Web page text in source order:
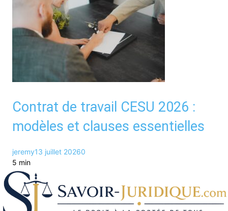
Contrat de travail CESU 2026 :
modèles et clauses essentielles
jeremy13 juillet 20260
5 min